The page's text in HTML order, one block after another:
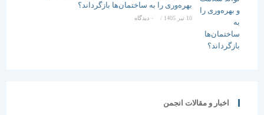
بهره‌وری را به ساختمان‌ها بازگرداند؟
/ ۰ دیدگاه
اخبار و مقالات انجمن